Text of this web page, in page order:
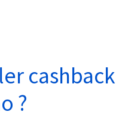
cashback
?